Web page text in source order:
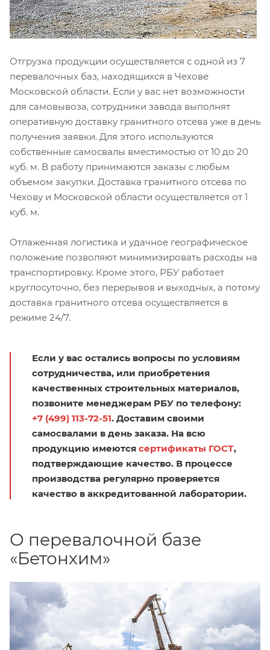
Отгрузка продукции осуществляется с одной из 7
перевалочных баз, находящихся в Чехове
Московской области. Если у вас нет возможности
для самовывоза, сотрудники завода выполнят
оперативную доставку гранитного отсева уже в день
получения заявки. Для этого используются
собственные самосвалы вместимостью от 10 до 20
куб. м. В работу принимаются заказы с любым
объемом закупки. Доставка гранитного отсева по
Чехову и Московской области осуществляется от 1
куб. м.
Отлаженная логистика и удачное географическое
положение позволяют минимизировать расходы на
транспортировку. Кроме этого, РБУ работает
круглосуточно, без перерывов и выходных, а потому
доставка гранитного отсева осуществляется в
режиме 24/7.
Если у вас остались вопросы по условиям
сотрудничества, или приобретения
качественных строительных материалов,
позвоните менеджерам РБУ по телефону:
+7 (499) 113-72-51. Доставим своими
самосвалами в день заказа. На всю
продукцию имеются сертификаты ГОСТ,
подтверждающие качество. В процессе
производства регулярно проверяется
качество в аккредитованной лаборатории.
О перевалочной базе
«Бетонхим»